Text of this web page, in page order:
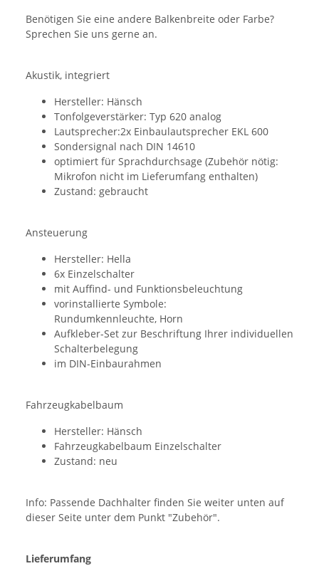
Benötigen Sie eine andere Balkenbreite oder Farbe?
Sprechen Sie uns gerne an.
Akustik, integriert
Hersteller: Hänsch
Tonfolgeverstärker: Typ 620 analog
Lautsprecher:2x Einbaulautsprecher EKL 600
Sondersignal nach DIN 14610
optimiert für Sprachdurchsage (Zubehör nötig:
Mikrofon nicht im Lieferumfang enthalten)
Zustand: gebraucht
Ansteuerung
Hersteller: Hella
6x Einzelschalter
mit Auffind- und Funktionsbeleuchtung
vorinstallierte Symbole:
Rundumkennleuchte, Horn
Aufkleber-Set zur Beschriftung Ihrer individuellen
Schalterbelegung
im DIN-Einbaurahmen
Fahrzeugkabelbaum
Hersteller: Hänsch
Fahrzeugkabelbaum Einzelschalter
Zustand: neu
Info: Passende Dachhalter finden Sie weiter unten auf
dieser Seite unter dem Punkt "Zubehör".
Lieferumfang